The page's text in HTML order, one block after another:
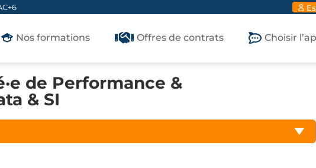
Nos formations Offres de contrats Choisir
de Performance &
& SI